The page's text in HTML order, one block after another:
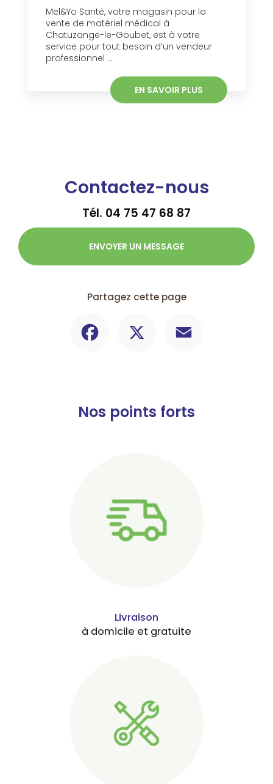
Mel&Yo Santé, votre magasin pour la
vente de matériel médical à
Chatuzange-le-Goubet, est à votre
service pour tout besoin d’un vendeur
professionnel ...
EN SAVOIR PLUS
Contactez-nous
Tél. 04 75 47 68 87
ENVOYER UN MESSAGE
Partagez cette page
Nos points forts
Livraison
à domicile et gratuite